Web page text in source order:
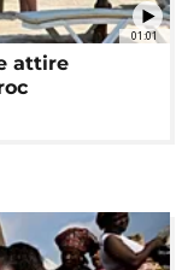
01:01
attire